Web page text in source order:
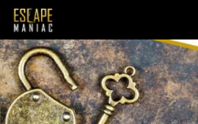
Unter dem Inhalt